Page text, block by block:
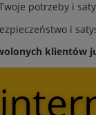
potrzeby i
i
klientów